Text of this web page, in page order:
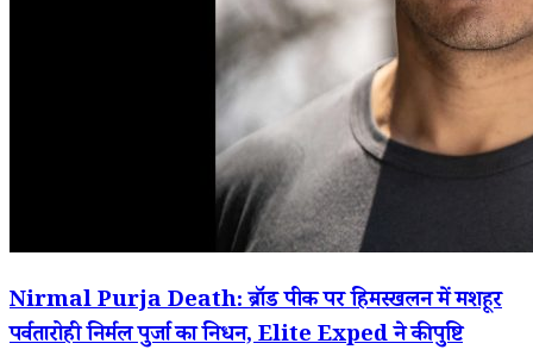
Nirmal Purja Death: ब्रॉड पीक पर हिमस्खलन में मशहूर
पर्वतारोही निर्मल पुर्जा का निधन, Elite Exped ने की पुष्टि